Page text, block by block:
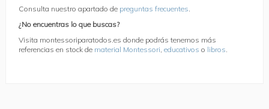
Consulta nuestro apartado de preguntas frecuentes.
¿No encuentras lo que buscas?
Visita montessoriparatodos.es donde podrás tenemos más
referencias en stock de material Montessori educativos o libros